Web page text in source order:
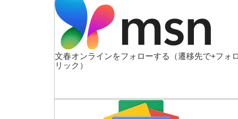
文春オンラインをフォローする
（遷移先で+フォ
リック）